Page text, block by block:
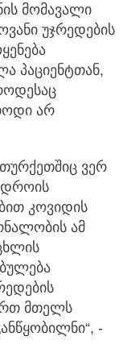
მომავალი
უჯრედების
პაციენტთან,
არ
ვერ
დროის
კოვიდის
ამ
მთელს
-